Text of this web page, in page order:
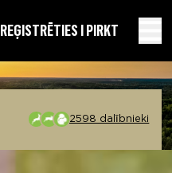
REĢISTRĒTIES I PIRKT
2598 dalībnieki